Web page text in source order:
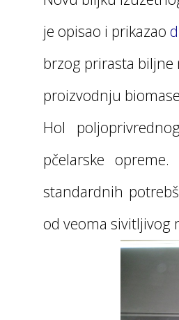
je opisao i prikazao
brzog prirasta biljne
proizvodnju
Hol
pčelarske
standardnih
od veoma sivitljivog